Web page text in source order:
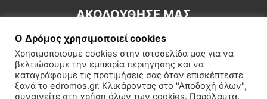
ΑΚΟΛΟΥΘΗΣΕ ΜΑΣ
Ο Δρόμος χρησιμοποιεί cookies
Χρησιμοποιούμε cookies στην ιστοσελίδα μας για να
βελτιώσουμε την εμπειρία περιήγησης και να
καταγράφουμε τις προτιμήσεις σας όταν επισκέπτεστε
ξανά το edromos.gr. Κλικάροντας στο "Αποδοχή όλων",
συναινείτε στη χρήση όλων των cookies. Παρόλαυτα,